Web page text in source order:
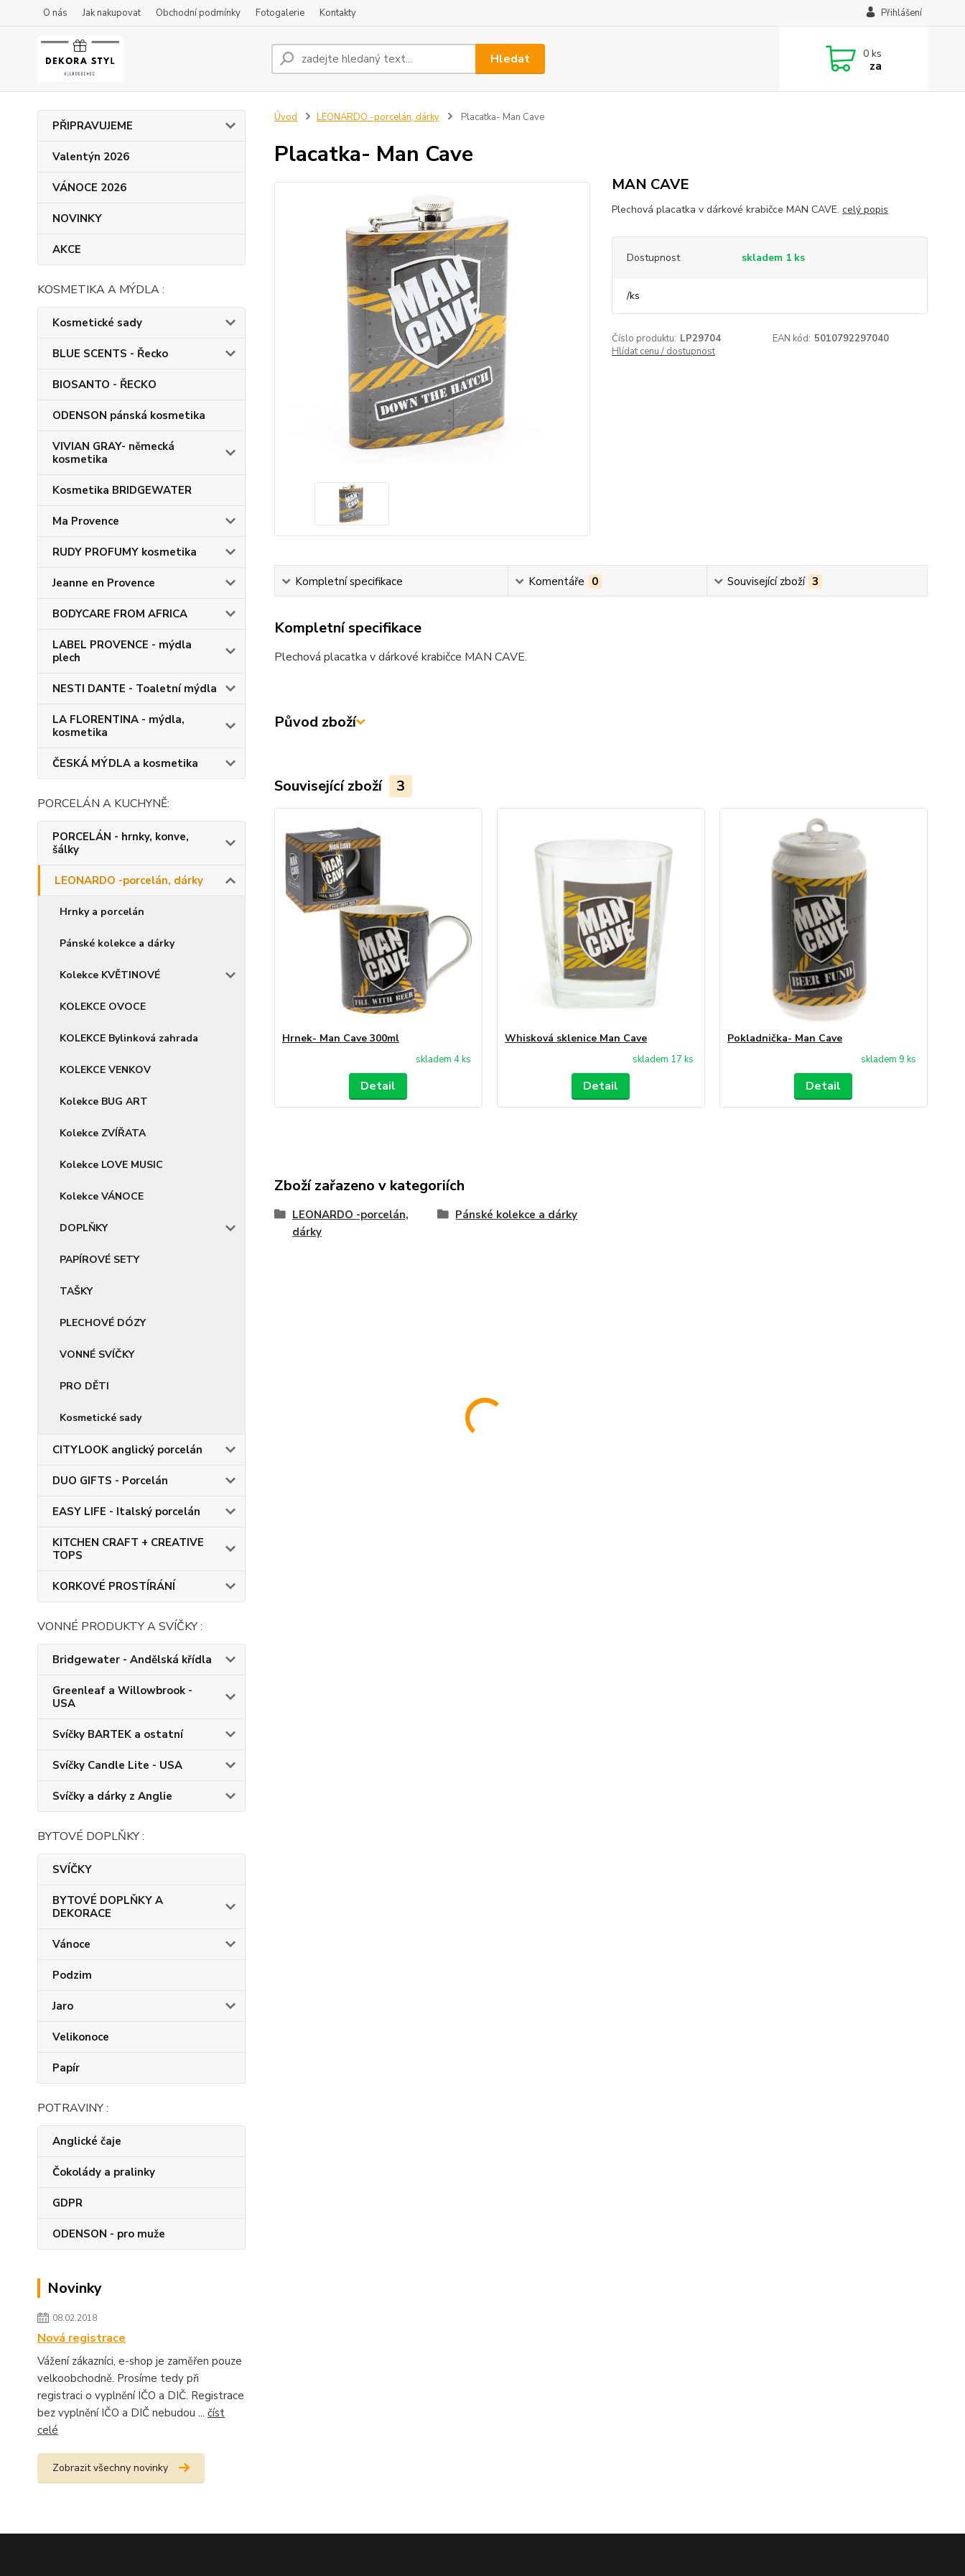
O nás Jak nakupovat Obchodní podmínky Fotogalerie Kontakty Přihlášení
Hledat 0 ks
za
PŘIPRAVUJEME
Valentýn 2026
VÁNOCE 2026
NOVINKY
AKCE
KOSMETIKA A MÝDLA :
Kosmetické sady
BLUE SCENTS - Řecko
BIOSANTO - ŘECKO
ODENSON pánská kosmetika
VIVIAN GRAY- německá
kosmetika
Kosmetika BRIDGEWATER
Ma Provence
RUDY PROFUMY kosmetika
Jeanne en Provence
BODYCARE FROM AFRICA
LABEL PROVENCE - mýdla
plech
NESTI DANTE - Toaletní mýdla
LA FLORENTINA - mýdla,
kosmetika
ČESKÁ MÝDLA a kosmetika
PORCELÁN A KUCHYNĚ:
PORCELÁN - hrnky, konve,
šálky
LEONARDO -porcelán, dárky
Hrnky a porcelán
Pánské kolekce a dárky
Kolekce KVĚTINOVÉ
KOLEKCE OVOCE
KOLEKCE Bylinková zahrada
KOLEKCE VENKOV
Kolekce BUG ART
Kolekce ZVÍŘATA
Kolekce LOVE MUSIC
Kolekce VÁNOCE
DOPLŇKY
PAPÍROVÉ SETY
TAŠKY
PLECHOVÉ DÓZY
VONNÉ SVÍČKY
PRO DĚTI
Kosmetické sady
CITYLOOK anglický porcelán
DUO GIFTS - Porcelán
EASY LIFE - Italský porcelán
KITCHEN CRAFT + CREATIVE
TOPS
KORKOVÉ PROSTÍRÁNÍ
VONNÉ PRODUKTY A SVÍČKY :
Bridgewater - Andělská křídla
Greenleaf a Willowbrook -
USA
Svíčky BARTEK a ostatní
Svíčky Candle Lite - USA
Svíčky a dárky z Anglie
BYTOVÉ DOPLŇKY :
SVÍČKY
BYTOVÉ DOPLŇKY A
DEKORACE
Vánoce
Podzim
Jaro
Velikonoce
Papír
POTRAVINY :
Anglické čaje
Čokolády a pralinky
GDPR
ODENSON - pro muže
Novinky
08.02.2018
Nová registrace
Vážení zákazníci, e-shop je zaměřen pouze
velkoobchodně. Prosíme tedy při
registraci o vyplnění IČO a DIČ. Registrace
bez vyplnění IČO a DIČ nebudou ... číst
celé
Zobrazit všechny novinky
Úvod LEONARDO -porcelán, dárky Placatka- Man Cave
Placatka- Man Cave
MAN CAVE
Plechová placatka v dárkové krabičce MAN CAVE. celý popis
Dostupnost skladem 1 ks
/ks
Číslo produktu: LP29704 EAN kód: 5010792297040
Hlídat cenu / dostupnost
Kompletní specifikace Komentáře 0 Související zboží 3
Kompletní specifikace
Plechová placatka v dárkové krabičce MAN CAVE.
Původ zboží
Související zboží 3
Hrnek- Man Cave 300ml
skladem 4 ks
Detail
Whisková sklenice Man Cave
skladem 17 ks
Detail
Pokladnička- Man Cave
skladem 9 ks
Detail
Zboží zařazeno v kategoriích
LEONARDO -porcelán,
dárky
Pánské kolekce a dárky